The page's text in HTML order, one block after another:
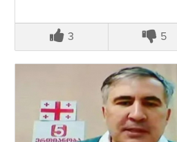
3 5